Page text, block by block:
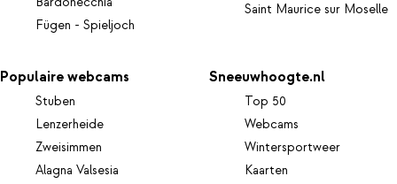
Fügen - Spieljoch
Saint Maurice sur Moselle
Populaire webcams
Stuben
Lenzerheide
Zweisimmen
Alagna Valsesia
Sneeuwhoogte.nl
Top 50
Webcams
Wintersportweer
Kaarten